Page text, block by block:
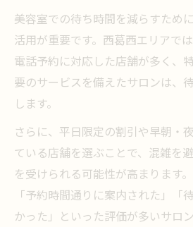
美容室での待ち時間を減らすため
活用が重要です。西葛西エリアで
電話予約に対応した店舗が多く、
要のサービスを備えたサロンは、
します。
さらに、平日限定の割引や早朝・
ている店舗を選ぶことで、混雑を
を受けられる可能性が高まります
「予約時間通りに案内された」「
かった」といった評価が多いサロ